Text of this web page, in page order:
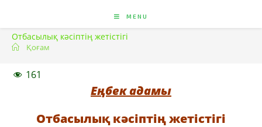
MENU
Отбасылық кәсіптің жетістігі
Қоғам
161
Еңбек адамы
Отбасылық кәсіптің жетістігі